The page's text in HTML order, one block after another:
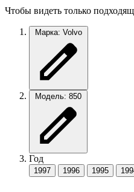
Чтобы видеть только
Марка: Volvo
Модель: 850
Год
1997 1996 1995